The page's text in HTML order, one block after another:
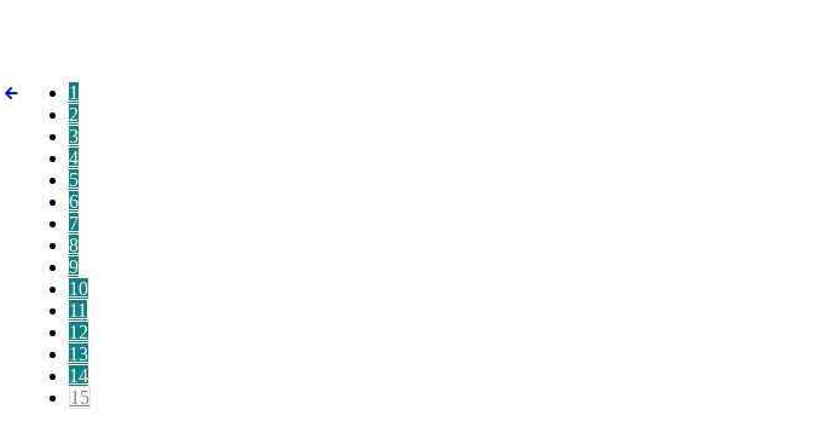
1
2
3
4
5
6
7
8
9
10
11
12
13
14
15